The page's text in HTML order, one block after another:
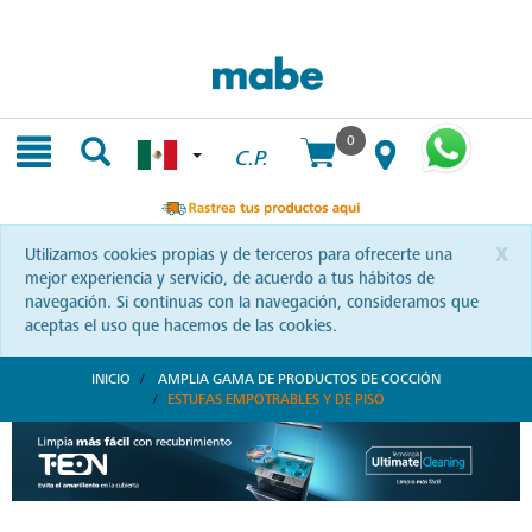
C.P.
0
x
Utilizamos cookies propias y de terceros para ofrecerte una
mejor experiencia y servicio, de acuerdo a tus hábitos de
navegación. Si continuas con la navegación, consideramos que
aceptas el uso que hacemos de las cookies.
INICIO
AMPLIA GAMA DE PRODUCTOS DE COCCIÓN
ESTUFAS EMPOTRABLES Y DE PISO